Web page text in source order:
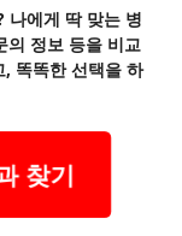
나에게 딱 맞는 병
의 정보 등을 비교
똑똑한 선택을 하
찾기